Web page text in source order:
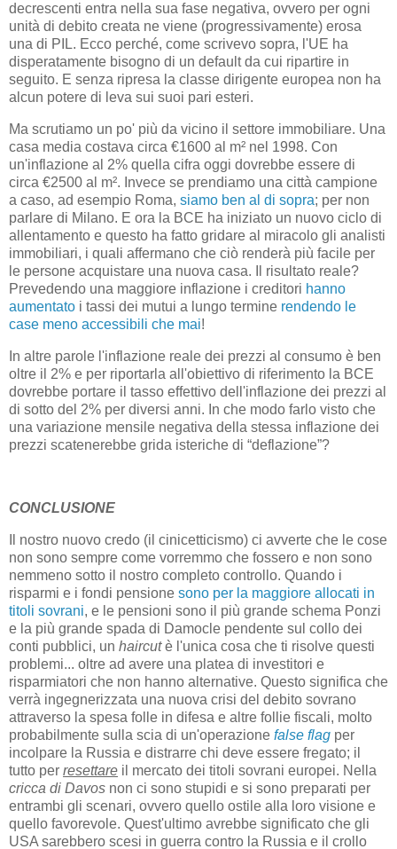
decrescenti entra nella sua fase negativa, ovvero per ogni
unità di debito creata ne viene (progressivamente) erosa
una di PIL. Ecco perché, come scrivevo sopra, l'UE ha
disperatamente bisogno di un default da cui ripartire in
seguito. E senza ripresa la classe dirigente europea non ha
alcun potere di leva sui suoi pari esteri.
Ma scrutiamo un po' più da vicino il settore immobiliare. Una
casa media costava circa €1600 al m² nel 1998. Con
un'inflazione al 2% quella cifra oggi dovrebbe essere di
circa €2500 al m². Invece se prendiamo una città campione
a caso, ad esempio Roma, siamo ben al di sopra; per non
parlare di Milano. E ora la BCE ha iniziato un nuovo ciclo di
allentamento e questo ha fatto gridare al miracolo gli analisti
immobiliari, i quali affermano che ciò renderà più facile per
le persone acquistare una nuova casa. Il risultato reale?
Prevedendo una maggiore inflazione i creditori hanno
aumentato i tassi dei mutui a lungo termine rendendo le
case meno accessibili che mai!
In altre parole l'inflazione reale dei prezzi al consumo è ben
oltre il 2% e per riportarla all'obiettivo di riferimento la BCE
dovrebbe portare il tasso effettivo dell'inflazione dei prezzi al
di sotto del 2% per diversi anni. In che modo farlo visto che
una variazione mensile negativa della stessa inflazione dei
prezzi scatenerebbe grida isteriche di “deflazione”?
CONCLUSIONE
Il nostro nuovo credo (il cinicetticismo) ci avverte che le cose
non sono sempre come vorremmo che fossero e non sono
nemmeno sotto il nostro completo controllo. Quando i
risparmi e i fondi pensione sono per la maggiore allocati in
titoli sovrani, e le pensioni sono il più grande schema Ponzi
e la più grande spada di Damocle pendente sul collo dei
conti pubblici, un haircutè l'unica cosa che ti risolve questi
problemi... oltre ad avere una platea di investitori e
risparmiatori che non hanno alternative. Questo significa che
verrà ingegnerizzata una nuova crisi del debito sovrano
attraverso la spesa folle in difesa e altre follie fiscali, molto
probabilmente sulla scia di un'operazione false flag per
incolpare la Russia e distrarre chi deve essere fregato; il
tutto per resettare il mercato dei titoli sovrani europei. Nella
cricca di Davos non ci sono stupidi e si sono preparati per
entrambi gli scenari, ovvero quello ostile alla loro visione e
quello favorevole. Quest'ultimo avrebbe significato che gli
USA sarebbero scesi in guerra contro la Russia e il crollo